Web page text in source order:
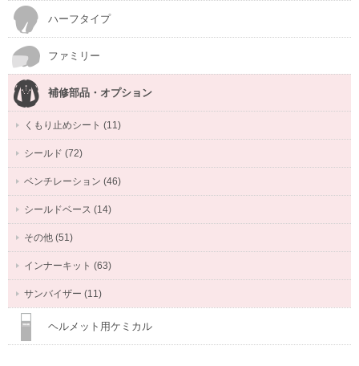
ハーフタイプ
ファミリー
補修部品・オプション
くもり止めシート (11)
シールド (72)
ベンチレーション (46)
シールドベース (14)
その他 (51)
インナーキット (63)
サンバイザー (11)
ヘルメット用ケミカル